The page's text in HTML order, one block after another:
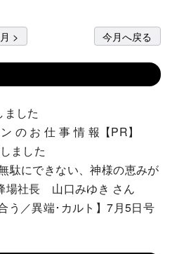
> 今月へ戻る
した
の お 仕 事 情 報【PR】
ました
にできない、神様の恵みが
場社長 山口みゆき さん
う／異端･カルト】7月5日号